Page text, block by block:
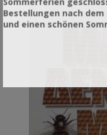
Bestellungen nach
und einen schönen